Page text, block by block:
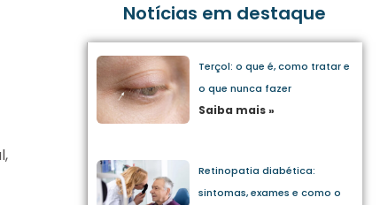
Notícias em destaque
Terçol: o que é, como tratar e
o que nunca fazer
Saiba mais »
Retinopatia diabética:
sintomas, exames e como o